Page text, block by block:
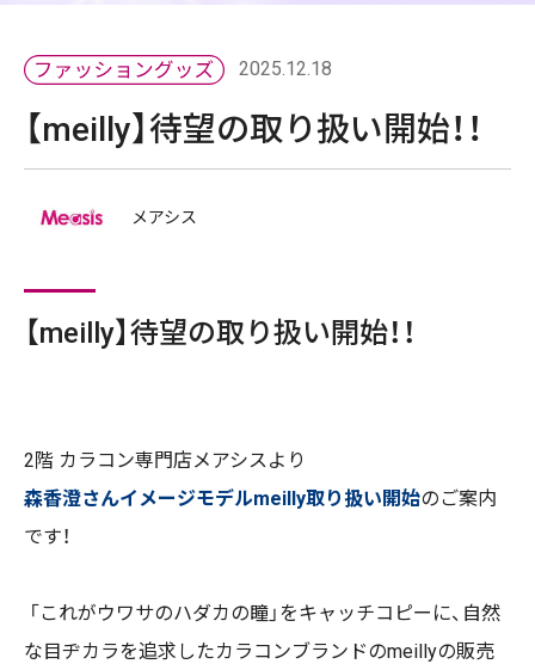
2025.12.18
【meilly】待望の取り扱い開始！！
メアシス
【meilly】待望の取り扱い開始！！
2階 カラコン専門店メアシスより
森香澄さんイメージモデルmeilly取り扱い開始のご案内
です！
「これがウワサのハダカの瞳」をキャッチコピーに、自然
な目ヂカラを追求したカラコンブランドのmeillyの販売